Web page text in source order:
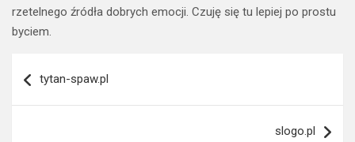
rzetelnego źródła dobrych emocji. Czuję się tu lepiej po prostu
byciem.
wpisu
tytan-spaw.pl
slogo.pl